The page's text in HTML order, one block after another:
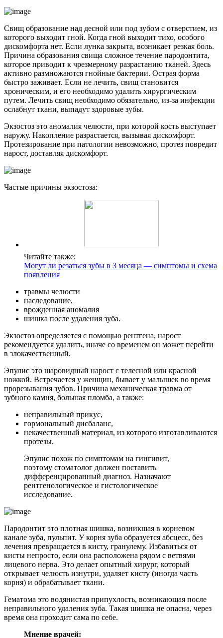
Свищ образование над десной или под зубом с отверстием, из
которого выходит гной. Когда гной выходит тихо, особого
дискомфорта нет. Если лунка закрыта, возникает резкая боль.
Причина образования свища сложное течение пародонтита,
которое приводит к чрезмерному разрастанию тканей. Здесь
активно размножаются гнойные бактерии. Острая форма
быстро заживает. Если не лечить, свищ становится
хроническим, и его необходимо удалить хирургическим
путем. Лечить свищ необходимо обязательно, из-за инфекции
ослабнут ткани, выпадут здоровые зубы.
Экзостоз это аномалия челюсти, при которой кость выступает
наружу. Накопление разрастается, вызывая дискомфорт.
Протезирование при патологии невозможно, протез повредит
нарост, доставляя дискомфорт.
Частые причины экзостоза:
Читайте также:
Могут ли резаться зубы в 3 месяца — симптомы и схема
появления
травмы челюсти
наследование,
врожденная аномалия
шишка после удаления зуба.
Экзостоз определяется с помощью рентгена, нарост
рекомендуется удалить, иначе со временем он может перейти
в злокачественный.
Эпулис это шаровидный нарост с телесной или красной
ножкой. Встречается у женщин, бывает у малышек во время
прорезывания зубов. Причина механическая травма от
зубного камня, большая пломба, а также:
неправильный прикус,
гормональный дисбаланс,
некачественный материал, из которого изготавливаются
протезы.
Эпулис похож по симптомам на гингивит,
поэтому стоматолог должен поставить
дифференцированный диагноз. Назначают
рентгенологическое и гистологическое
исследование.
Пародонтит это плотная шишка, возникшая в корневом
канале зуба, пульпит. У корня зуба образуется абсцесс, без
лечения превращается в кисту, гранулему. Избавиться от
кисты непросто, если она расположена рядом с ветвями
лицевого нерва. Это делает опытный хирург, который
открывает челюсть изнутри, удаляет кисту (иногда часть
корня) и обрабатывает ткани.
Гематома это водянистая припухлость, возникающая после
неправильного удаления зуба. Такая шишка не опасна, через
время она проходит сама по себе.
Мнение врачей: